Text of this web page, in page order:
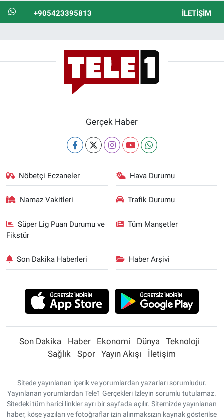
+905423395813 İLETIŞIM
Gerçek Haber
Nöbetçi Eczaneler Hava Durumu
Namaz Vakitleri Trafik Durumu
Süper Lig Puan Durumu ve
Fikstür
Tüm Manşetler
Son Dakika Haberleri Haber Arşivi
Son Dakika Haber Ekonomi Dünya
Teknoloji
Sağlık
Spor Yayın Akışı İletişim
Sitede yayınlanan içerik ve yorumlardan yazarları sorumludur.
Yayınlanan yorumlardan Tele1 Gerçekleri İzleyin sorumlu tutulamaz.
Sitedeki tüm harici linkler ayrı bir sayfada açılır. Sitemizde yayınlanan
haber, köşe yazıları ve fotoğraflar izin alınmaksızın kaynak gösterilse